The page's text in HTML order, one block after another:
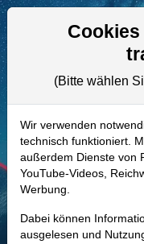
A1T8F9 |
Home Aktie
Realtime-Aktienkurs:
- - -
-
(Bitte wählen
Wir verwenden
technisch funktioniert.
außerdem Dienste von
YouTube-Videos,
Werbung.
Dabei können
ausgelesen und